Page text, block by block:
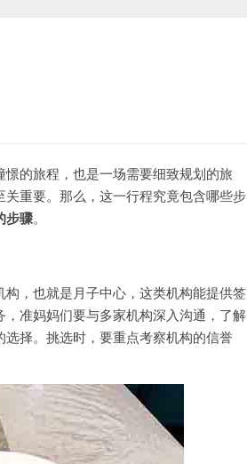
的旅程，也是一场需要细致规划的旅
重要。那么，这一行程究竟包含哪些步
步骤。
，也就是月子中心，这类机构能提供签
准妈妈们要与多家机构深入沟通，了解
择。挑选时，要重点考察机构的信誉